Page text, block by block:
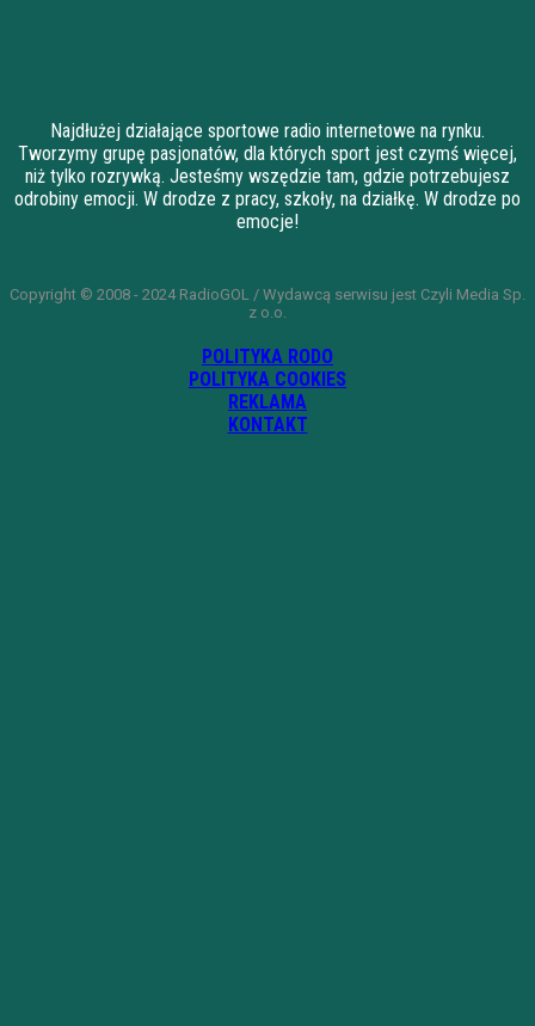
Najdłużej działające sportowe radio internetowe na rynku.
Tworzymy grupę pasjonatów, dla których sport jest czymś więcej,
niż tylko rozrywką. Jesteśmy wszędzie tam, gdzie potrzebujesz
odrobiny emocji. W drodze z pracy, szkoły, na działkę. W drodze po
emocje!
Copyright © 2008 - 2024 RadioGOL / Wydawcą serwisu jest Czyli Media Sp.
z o.o.
POLITYKA RODO
POLITYKA COOKIES
REKLAMA
KONTAKT